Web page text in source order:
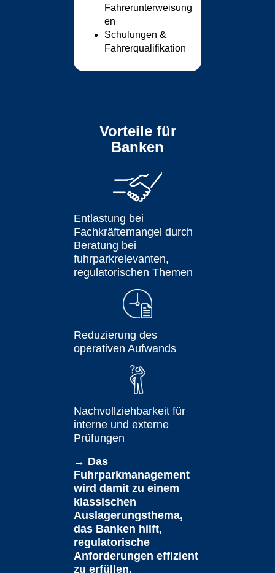
Fahrerunterweisung
en
Schulungen &
Fahrerqualifikation
Vorteile für
Banken
Entlastung bei
Fachkräftemangel durch
Beratung bei
fuhrparkrelevanten,
regulatorischen Themen
Reduzierung des
operativen Aufwands
Nachvollziehbarkeit für
interne und externe
Prüfungen
→ Das
Fuhrparkmanagement
wird damit zu einem
klassischen
Auslagerungsthema,
das Banken hilft,
regulatorische
Anforderungen effizient
zu erfüllen.